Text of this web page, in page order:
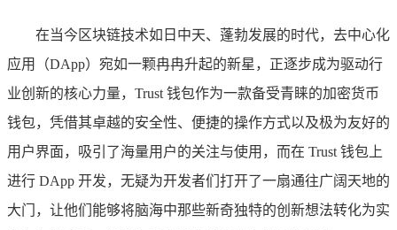
在当今区块链技术如日中天、蓬勃发展的时代，去中心化
应用（DApp）宛如一颗冉冉升起的新星，正逐步成为驱动行
业创新的核心力量，Trust 钱包作为一款备受青睐的加密货币
钱包，凭借其卓越的安全性、便捷的操作方式以及极为友好的
用户界面，吸引了海量用户的关注与使用，而在 Trust 钱包上
进行 DApp 开发，无疑为开发者们打开了一扇通往广阔天地的
大门，让他们能够将脑海中那些新奇独特的创新想法转化为实